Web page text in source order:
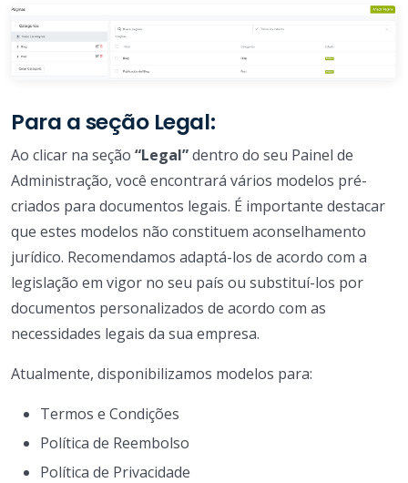
Para a seção Legal:
Ao clicar na seção “Legal”dentro do seu Painel de
Administração, você encontrará vários modelos pré-
criados para documentos legais. É importante destacar
que estes modelos não constituem aconselhamento
jurídico. Recomendamos adaptá-los de acordo com a
legislação em vigor no seu país ou substituí-los por
documentos personalizados de acordo com as
necessidades legais da sua empresa.
Atualmente, disponibilizamos modelos para:
Termos e Condições
Política de Reembolso
Política de Privacidade